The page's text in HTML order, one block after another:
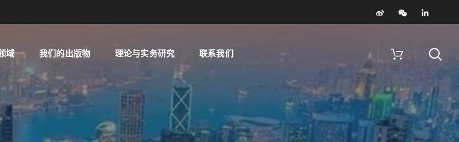
域 我们的出版物 理论与实务研究 联系我们